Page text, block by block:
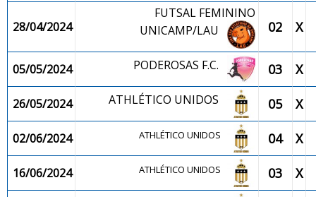
28/04/2024
FUTSAL FEMININO
UNICAMP/LAU
02 X
05/05/2024 PODEROSAS F.C. 03 X
26/05/2024 ATHLÉTICO UNIDOS 05 X
02/06/2024 ATHLÉTICO UNIDOS 04 X
16/06/2024 ATHLÉTICO UNIDOS 03 X